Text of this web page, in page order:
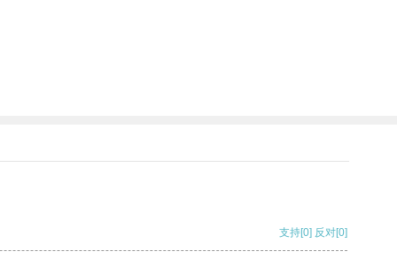
支持[0] 反对[0]